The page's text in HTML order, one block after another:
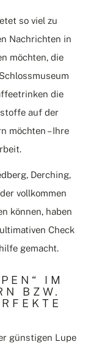
so viel zu
Nachrichten in
möchten, die
die
auf der
möchten – Ihre
Derching,
vollkommen
können, haben
Check
gemacht.
IM
BZW.
günstigen Lupe